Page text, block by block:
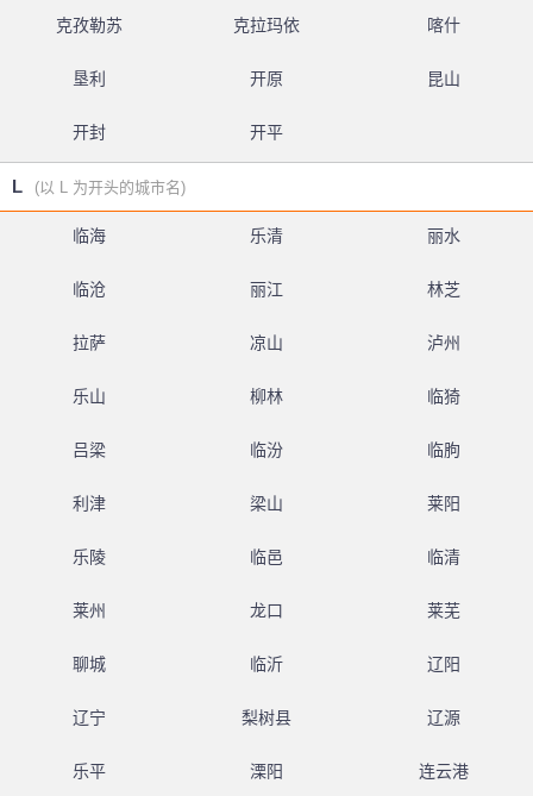
克孜勒苏 克拉玛依 喀什
垦利 开原 昆山
开封 开平
L (以 L 为开头的城市名)
临海 乐清 丽水
临沧 丽江 林芝
拉萨 凉山 泸州
乐山 柳林 临猗
吕梁 临汾 临朐
利津 梁山 莱阳
乐陵 临邑 临清
莱州 龙口 莱芜
聊城 临沂 辽阳
辽宁 梨树县 辽源
乐平 溧阳 连云港